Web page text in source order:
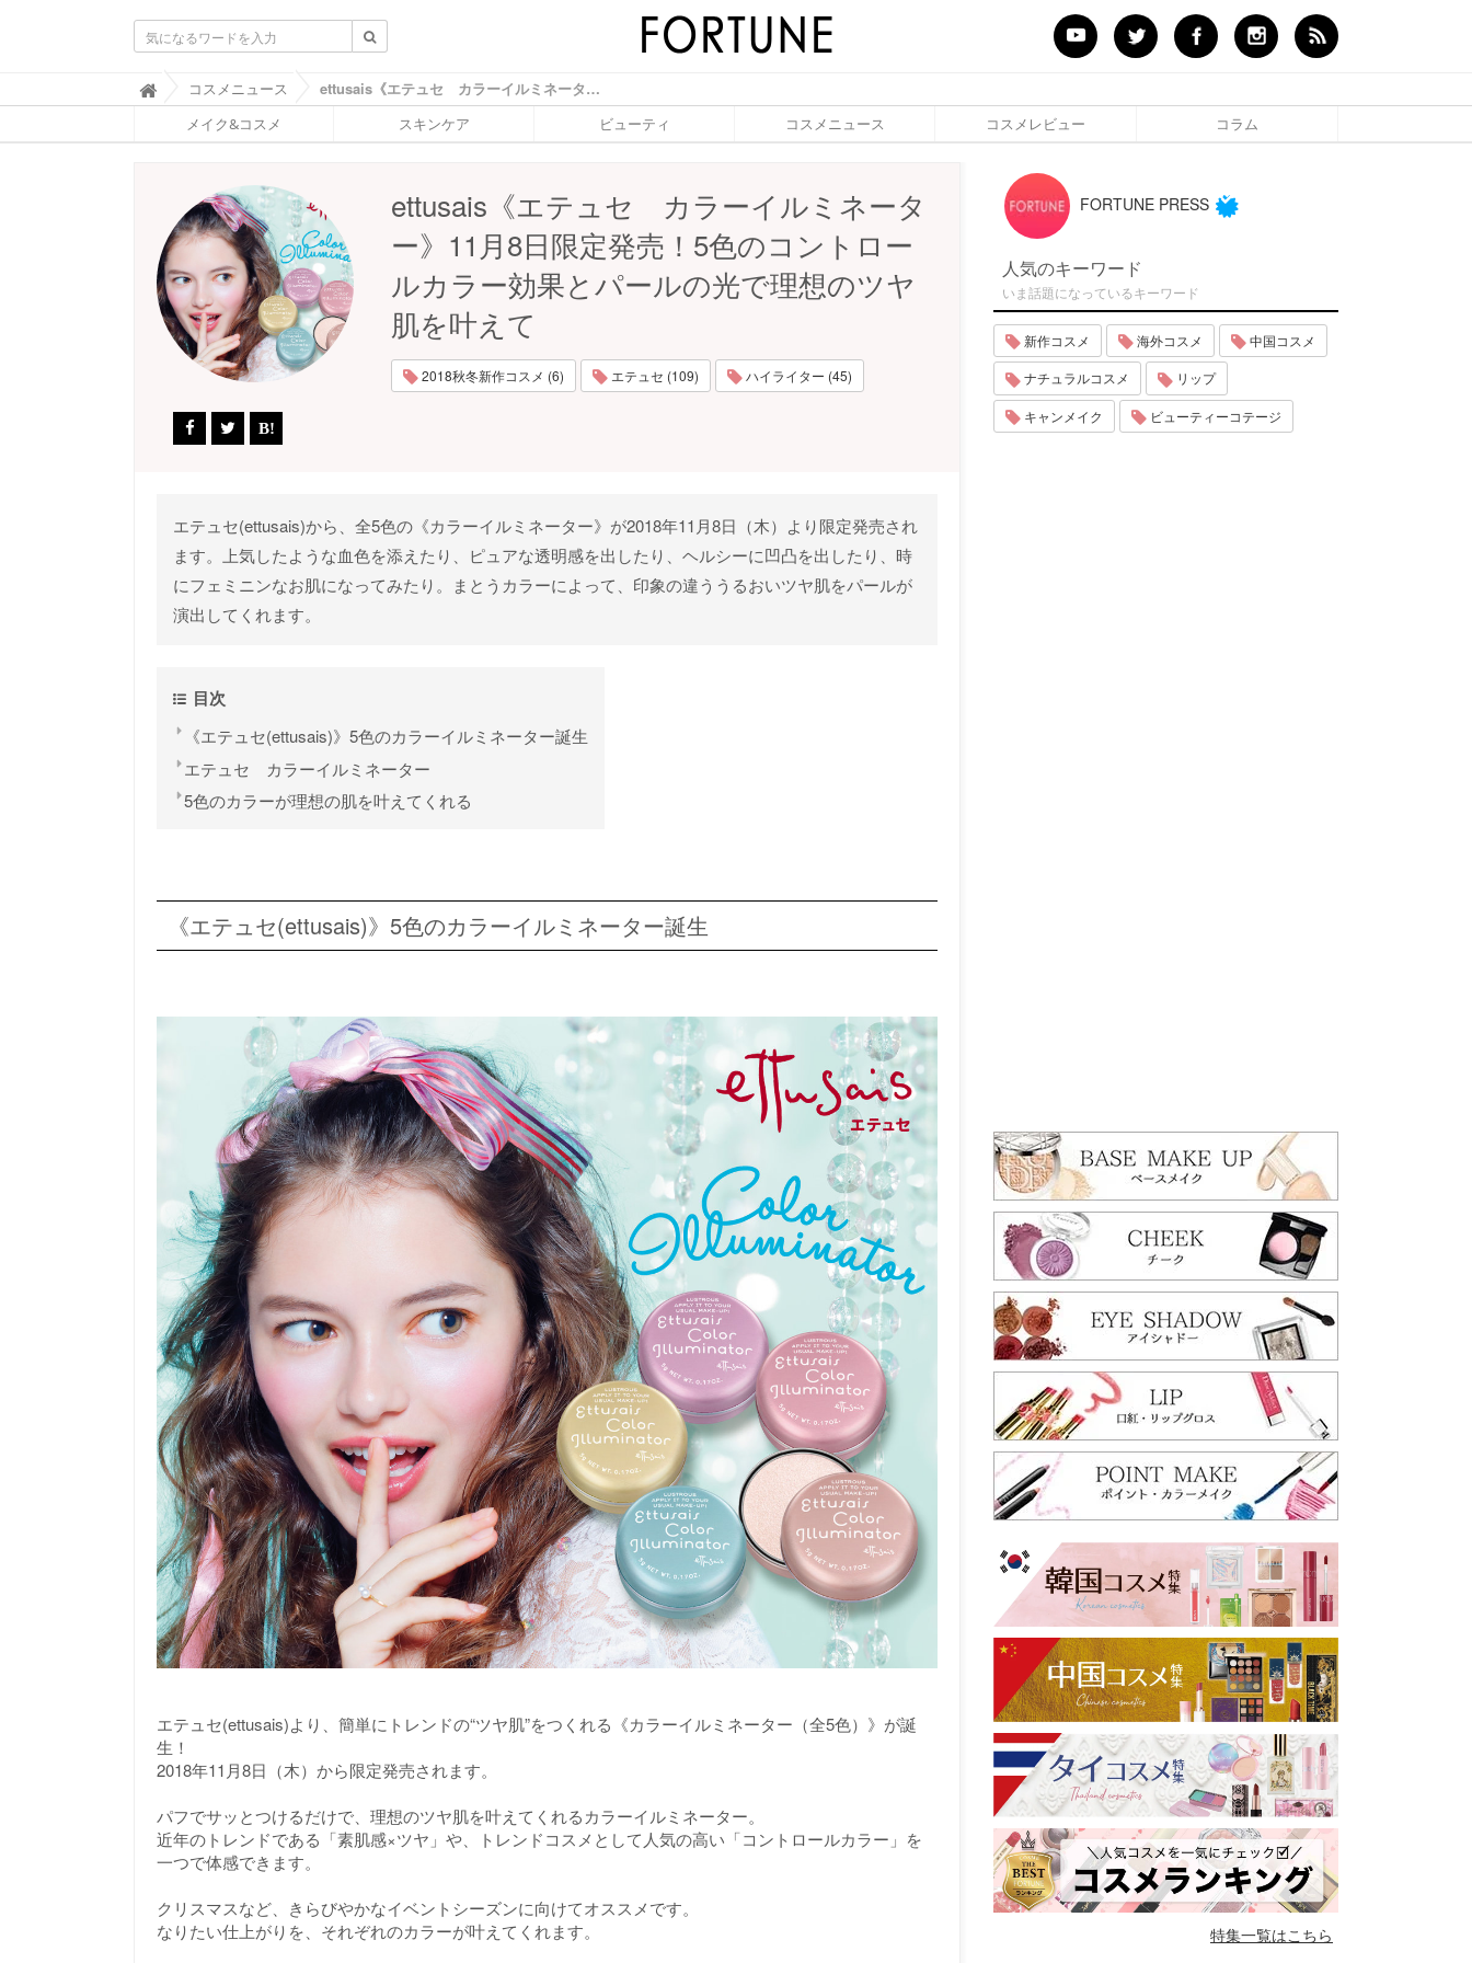
ふ
ぉ
ち
O
R
T
U
N
コスメニュース ettusais《エテュセ カラーイルミネーター》11月8日限定発売！5色のコントロールカラー効果とパールの光で理想のツヤ肌を叶えて - ふぉーちゅん(FORTUNE)
メイク&コスメ スキンケア ビューティ コスメニュース コスメレビュー コラム
ettusais《エテュセ カラーイルミネータ
ー》11月8日限定発売！5色のコントロー
ルカラー効果とパールの光で理想のツヤ
肌を叶えて
2018秋冬新作コスメ (6) エテュセ (109) ハイライター (45)
エテュセ(ettusais)から、全5色の《カラーイルミネーター》が2018年11月8日（木）より限定発売され
ます。上気したような血色を添えたり、ピュアな透明感を出したり、ヘルシーに凹凸を出したり、時
にフェミニンなお肌になってみたり。まとうカラーによって、印象の違ううるおいツヤ肌をパールが
演出してくれます。
目次
《エテュセ(ettusais)》5色のカラーイルミネーター誕生
エテュセ カラーイルミネーター
5色のカラーが理想の肌を叶えてくれる
《エテュセ(ettusais)》5色のカラーイルミネーター誕生
エテュセ(ettusais)より、簡単にトレンドの“ツヤ肌”をつくれる《カラーイルミネーター（全5色）》が誕
生！
2018年11月8日（木）から限定発売されます。
パフでサッとつけるだけで、理想のツヤ肌を叶えてくれるカラーイルミネーター。
近年のトレンドである「素肌感×ツヤ」や、トレンドコスメとして人気の高い「コントロールカラー」を
一つで体感できます。
クリスマスなど、きらびやかなイベントシーズンに向けてオススメです。
なりたい仕上がりを、それぞれのカラーが叶えてくれます。
FORTUNE PRESS
人気のキーワード
いま話題になっているキーワード
新作コスメ 海外コスメ 中国コスメ
ナチュラルコスメ リップ
キャンメイク ビューティーコテージ
特集一覧はこちら